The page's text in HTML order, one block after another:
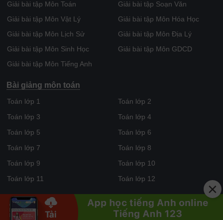
Giải bài tập Môn Toán
Giải bài tập Soạn Văn
Giải bài tập Môn Vật Lý
Giải bài tập Môn Hóa Học
Giải bài tập Môn Lịch Sử
Giải bài tập Môn Địa Lý
Giải bài tập Môn Sinh Học
Giải bài tập Môn GDCD
Giải bài tập Môn Tiếng Anh
Bài giảng môn toán
Toán lớp 1
Toán lớp 2
Toán lớp 3
Toán lớp 4
Toán lớp 5
Toán lớp 6
Toán lớp 7
Toán lớp 8
Toán lớp 9
Toán lớp 10
Toán lớp 11
Toán lớp 12
CHỮA BÀI TẬP .com
×